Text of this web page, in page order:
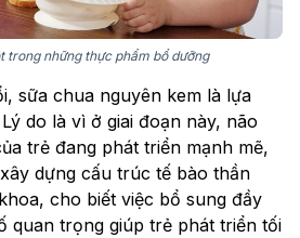
trong những thực phẩm bổ dưỡng
sữa chua nguyên kem là lựa
do là vì ở giai đoạn này, não
trẻ đang phát triển mạnh mẽ,
dựng cấu trúc tế bào thần
cho biết việc bổ sung đầy
quan trọng giúp trẻ phát triển tối